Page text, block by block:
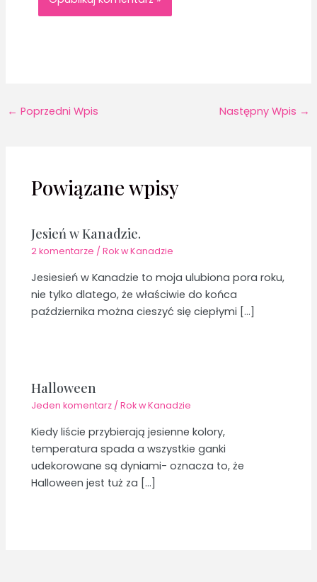
← Poprzedni Wpis Następny Wpis →
Powiązane wpisy
Jesień w Kanadzie.
2 komentarze /Rok w Kanadzie
Jesiesień w Kanadzie to moja ulubiona pora roku,
nie tylko dlatego, że właściwie do końca
października można cieszyć się ciepłymi […]
Halloween
Jeden komentarz /Rok w Kanadzie
Kiedy liście przybierają jesienne kolory,
temperatura spada a wszystkie ganki
udekorowane są dyniami- oznacza to, że
Halloween jest tuż za […]